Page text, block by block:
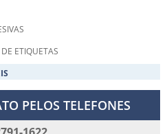
ETIQUETAS
PELOS TELEFONES